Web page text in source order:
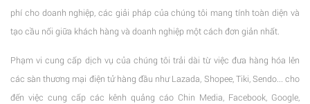
phí cho doanh nghiệp, các giải pháp của chúng tôi mang tính toàn diện và
tạo cầu nối giữa khách hàng và doanh nghiệp một cách đơn giản nhất.
Phạm vi cung cấp dịch vụ của chúng tôi trải dài từ việc đưa hàng hóa lên
các sàn thương mại điện tử hàng đầu như Lazada, Shopee, Tiki, Sendo... cho
đến việc cung cấp các kênh quảng cáo Chin Media, Facebook, Google,